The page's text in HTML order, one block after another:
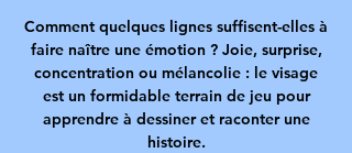
Comment quelques lignes suffisent-elles à
faire naître une émotion ? Joie, surprise,
concentration ou mélancolie : le visage
est un formidable terrain de jeu pour
apprendre à dessiner et raconter une
histoire.